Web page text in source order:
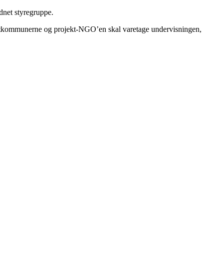
styregruppe.
og projekt-NGO’en skal varetage undervisningen,